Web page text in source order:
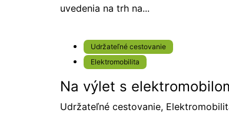
uvedenia na trh na...
Udržateľné cestovanie
Elektromobilita
Na výlet s
Udržateľné cestovanie,